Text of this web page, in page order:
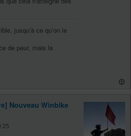
jusqu'à ce qu'on le
de peur, mais la
Nouveau Winbike